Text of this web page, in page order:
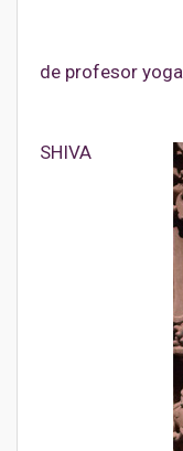
de profesor
SHIVA